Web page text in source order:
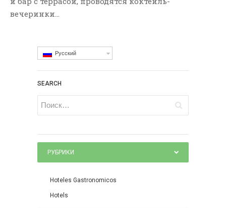
вечеринки…
Русский
SEARCH
РУБРИКИ
Hoteles Gastronomicos
Hotels